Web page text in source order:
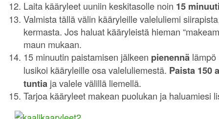
Laita kääryleet uuniin keskitasolle noin 15
Valmista tällä välin kääryleille valeluliemi
kermasta. Jos haluat kääryleistä hieman
maun mukaan.
15 minuutin paistamisen jälkeen pienennä lämpö
lusikoi kääryleille osa valeluliemestä. Paista 150
tuntia ja valele välillä liemellä.
Tarjoa kääryleet makean puolukan ja haluamiesi